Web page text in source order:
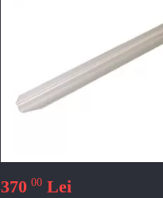
370 00 Lei